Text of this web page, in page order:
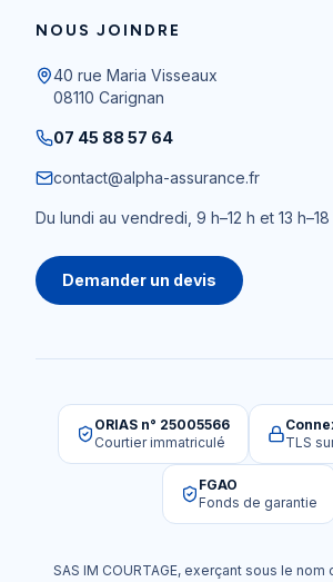
NOUS JOINDRE
40 rue Maria Visseaux
08110 Carignan
07 45 88 57 64
contact@alpha-assurance.fr
Du lundi au vendredi, 9 h–12 h et 13 h–18
Demander un devis
ORIAS n° 25005566
Courtier immatriculé
TLS
FGAO
Fonds de garantie
SAS IM COURTAGE, exerçant sous le nom